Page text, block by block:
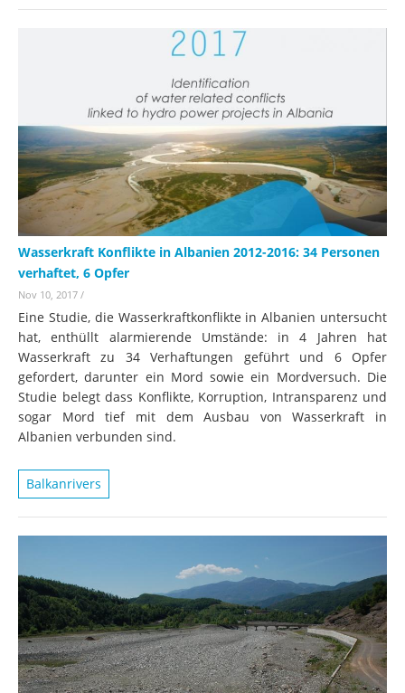
Wasserkraft Konflikte in Albanien 2012-2016: 34 Personen
verhaftet, 6 Opfer
Nov 10, 2017 /
Eine Studie, die Wasserkraftkonflikte in Albanien untersucht
hat, enthüllt alarmierende Umstände: in 4 Jahren hat
Wasserkraft zu 34 Verhaftungen geführt und 6 Opfer
gefordert, darunter ein Mord sowie ein Mordversuch. Die
Studie belegt dass Konflikte, Korruption, Intransparenz und
sogar Mord tief mit dem Ausbau von Wasserkraft in
Albanien verbunden sind.
Balkanrivers